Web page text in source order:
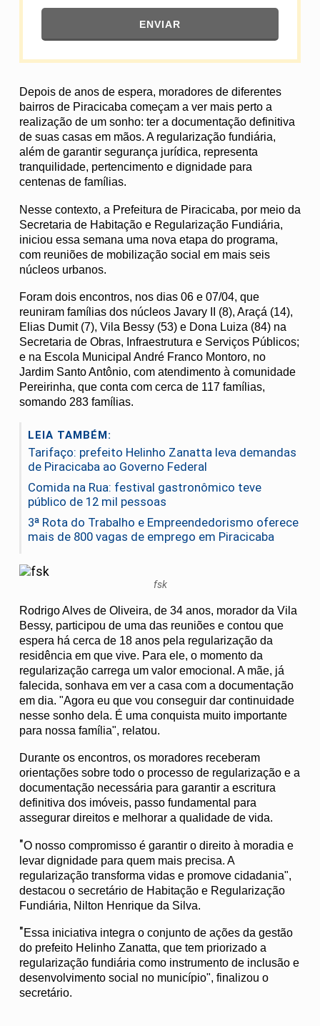
ENVIAR
Depois de anos de espera, moradores de diferentes
bairros de Piracicaba começam a ver mais perto a
realização de um sonho: ter a documentação definitiva
de suas casas em mãos. A regularização fundiária,
além de garantir segurança jurídica, representa
tranquilidade, pertencimento e dignidade para
centenas de famílias.
Nesse contexto, a Prefeitura de Piracicaba, por meio da
Secretaria de Habitação e Regularização Fundiária,
iniciou essa semana uma nova etapa do programa,
com reuniões de mobilização social em mais seis
núcleos urbanos.
Foram dois encontros, nos dias 06 e 07/04, que
reuniram famílias dos núcleos Javary II (8), Araçá (14),
Elias Dumit (7), Vila Bessy (53) e Dona Luiza (84) na
Secretaria de Obras, Infraestrutura e Serviços Públicos;
e na Escola Municipal André Franco Montoro, no
Jardim Santo Antônio, com atendimento à comunidade
Pereirinha, que conta com cerca de 117 famílias,
somando 283 famílias.
LEIA TAMBÉM:
Tarifaço: prefeito Helinho Zanatta leva demandas
de Piracicaba ao Governo Federal
Comida na Rua: festival gastronômico teve
público de 12 mil pessoas
3ª Rota do Trabalho e Empreendedorismo oferece
mais de 800 vagas de emprego em Piracicaba
fsk
Rodrigo Alves de Oliveira, de 34 anos, morador da Vila
Bessy, participou de uma das reuniões e contou que
espera há cerca de 18 anos pela regularização da
residência em que vive. Para ele, o momento da
regularização carrega um valor emocional. A mãe, já
falecida, sonhava em ver a casa com a documentação
em dia. "Agora eu que vou conseguir dar continuidade
nesse sonho dela. É uma conquista muito importante
para nossa família", relatou.
Durante os encontros, os moradores receberam
orientações sobre todo o processo de regularização e a
documentação necessária para garantir a escritura
definitiva dos imóveis, passo fundamental para
assegurar direitos e melhorar a qualidade de vida.
"O nosso compromisso é garantir o direito à moradia e
levar dignidade para quem mais precisa. A
regularização transforma vidas e promove cidadania",
destacou o secretário de Habitação e Regularização
Fundiária, Nilton Henrique da Silva.
"Essa iniciativa integra o conjunto de ações da gestão
do prefeito Helinho Zanatta, que tem priorizado a
regularização fundiária como instrumento de inclusão e
desenvolvimento social no município", finalizou o
secretário.